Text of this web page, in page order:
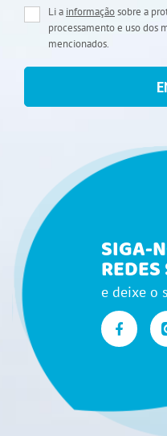
Li a informaçãosobre a
processamento e uso dos
mencionados.
SIGA-
e deixe o